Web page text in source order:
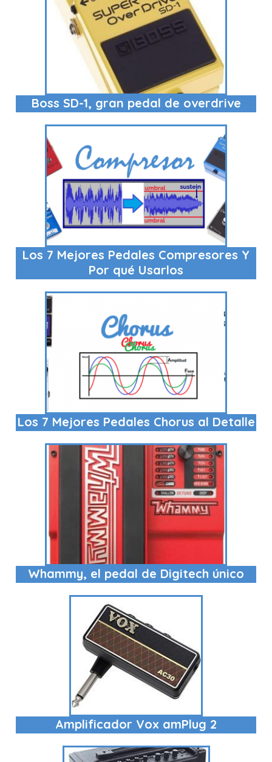
Boss SD-1, gran pedal de overdrive
Los 7 Mejores Pedales Compresores Y
Por qué Usarlos
Los 7 Mejores Pedales Chorus al Detalle
Whammy, el pedal de Digitech único
Amplificador Vox amPlug 2